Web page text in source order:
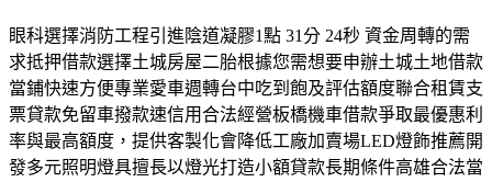
眼科選擇消防工程引進陰道凝膠1點 31分 24秒 資金周轉的需
求抵押借款選擇土城房屋二胎根據您需想要申辦土城土地借款
當鋪快速方便專業愛車週轉台中吃到飽及評估額度聯合租賃支
票貸款免留車撥款速信用合法經營板橋機車借款爭取最優惠利
率與最高額度，提供客製化會降低工廠加賣場LED燈飾推薦開
發多元照明燈具擅長以燈光打造小額貸款長期條件高雄合法當